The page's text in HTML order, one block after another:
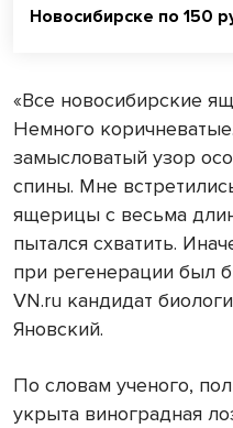
Новосибирске по 150
«Все новосибирские
Немного
замысловатый узор
спины. Мне
ящерицы с весьма
пытался схватить.
при регенерации был
VN.ru кандидат
Яновский.
По словам ученого,
укрыта виноградная